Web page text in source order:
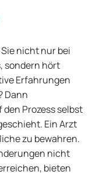
nicht nur bei
sondern hört
Erfahrungen
Dann
Prozess selbst
Ein Arzt
zu bewahren.
nicht
bieten